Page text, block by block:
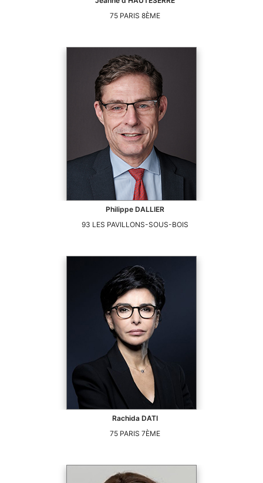
75 PARIS 8ÈME
Philippe DALLIER
93 LES PAVILLONS-SOUS-BOIS
Rachida DATI
75 PARIS 7ÈME